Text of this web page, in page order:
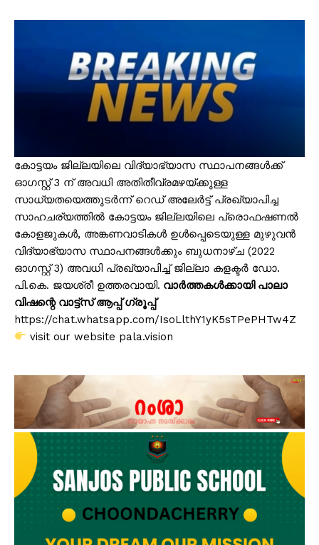
കോട്ടയം ജില്ലയിലെ വിദ്യാഭ്യാസ സ്ഥാപനങ്ങൾക്ക്
ഓഗസ്റ്റ് 3 ന് അവധി അതിതീവ്രമഴയ്ക്കുള്ള
സാധ്യതയെത്തുടർന്ന് റെഡ് അലേർട്ട് പ്രഖ്യാപിച്ച
സാഹചര്യത്തിൽ കോട്ടയം ജില്ലയിലെ പ്രൊഫഷണൽ
കോളജുകൾ, അങ്കണവാടികൾ ഉൾപ്പെടെയുള്ള മുഴുവൻ
വിദ്യാഭ്യാസ സ്ഥാപനങ്ങൾക്കും ബുധനാഴ്ച (2022
ഓഗസ്റ്റ് 3) അവധി പ്രഖ്യാപിച്ച് ജില്ലാ കളക്ടർ ഡോ.
പി.കെ. ജയശ്രീ ഉത്തരവായി. വാർത്തകൾക്കായി പാലാ
വിഷന്റെ വാട്ട്സ് ആപ്പ് ഗ്രൂപ്പ്
https://chat.whatsapp.com/IsoLlthY1yK5sTPePHTw4Z
visit our website pala.vision